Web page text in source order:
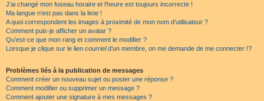
J’ai changé mon fuseau horaire et l’heure est toujours incorrecte !
Ma langue n’est pas dans la liste !
A quoi correspondent les images à proximité de mon nom d’utilisateur ?
Comment puis-je afficher un avatar ?
Qu’est-ce que mon rang et comment le modifier ?
Lorsque je clique sur le lien courrield’un membre, on me demande de me connecter !?
Problèmes liés à la publication de messages
Comment créer un nouveau sujet ou poster une réponse ?
Comment modifier ou supprimer un message ?
Comment ajouter une signature à mes messages ?